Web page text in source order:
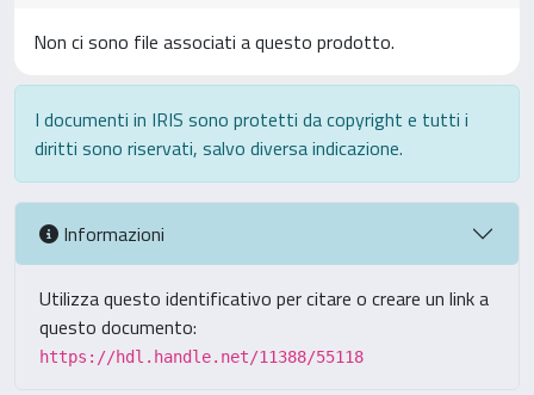
Non ci sono file associati a questo prodotto.
I documenti in IRIS sono protetti da copyright e tutti i
diritti sono riservati, salvo diversa indicazione.
Informazioni
Utilizza questo identificativo per citare o creare un link a
questo documento:
https://hdl.handle.net/11388/55118